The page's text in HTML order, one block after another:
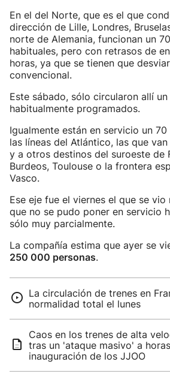
En el del Norte, que es el que
dirección de Lille, Londres,
norte de Alemania, funcionan un
habituales, pero con retrasos de
horas, ya que se tienen que
convencional.
Este sábado, sólo circularon allí
habitualmente programados.
Igualmente están en servicio un
las líneas del Atlántico, las que
y a otros destinos del suroeste de
Burdeos, Toulouse o la frontera
Vasco.
Ese eje fue el viernes el que se
que no se pudo poner en servicio
sólo muy parcialmente.
La compañía estima que ayer se
250 000 personas.
La circulación de trenes en
normalidad total el lunes
Caos en los trenes de alta
tras un 'ataque masivo' a
inauguración de los JJOO